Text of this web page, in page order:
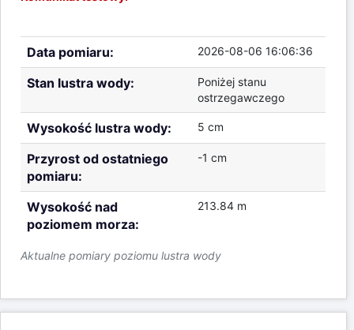
Aktualne pomiary poziomu lustra wody
Data pomiaru: 2026-08-06 16:06:36
Stan lustra wody:
Poniżej stanu
ostrzegawczego
Wysokość lustra wody: 5 cm
Przyrost od ostatniego
pomiaru:
-1 cm
Wysokość nad
poziomem morza:
213.84 m